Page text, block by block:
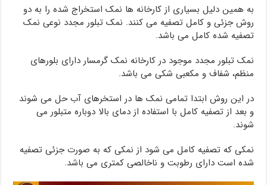
به همین دلیل بسیاری از کارخانه ها نمک استخراج شده را به دو
روش جزئی و کامل تصفیه می کنند. نمک تبلور مجدد نوعی نمک
تصفیه شده کامل می باشد.
نمک تبلور مجدد موجود در کارخانه نمک گرمسار دارای بلورهای
منظم، شفاف و مکعبی شکی می باشد.
در این روش ابتدا تمامی نمک ها در استخرهای آب حل می شوند
و بعد از تصفیه کامل با استفاده از دمای بالا دوباره متبلور می
شوند.
نمکی که تصفیه کامل می شود از نمکی که به صورت جزئی تصفیه
شده است دارای رطوبت و ناخالصی کمتری می باشد.